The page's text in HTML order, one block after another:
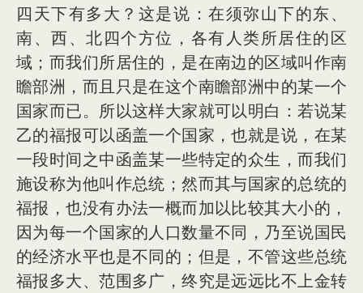
四天下有多大？这是说：在须弥山下的东、
南、西、北四个方位，各有人类所居住的区
域；而我们所居住的，是在南边的区域叫作南
瞻部洲，而且只是在这个南瞻部洲中的某一个
国家而已。所以这样大家就可以明白：若说某
乙的福报可以函盖一个国家，也就是说，在某
一段时间之中函盖某一些特定的众生，而我们
施设称为他叫作总统；然而其与国家的总统的
福报，也没有办法一概而加以比较其大小的，
因为每一个国家的人口数量不同，乃至说国民
的经济水平也是不同的；但是，不管这些总统
福报多大、范围多广，终究是远远比不上金转